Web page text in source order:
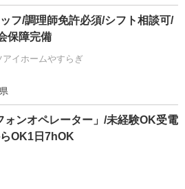
フ/調理師免許必須/シフト相談可/
保障完備
イホームやすらぎ
ォンオペレーター」/未経験OK受電
OK1日7hOK